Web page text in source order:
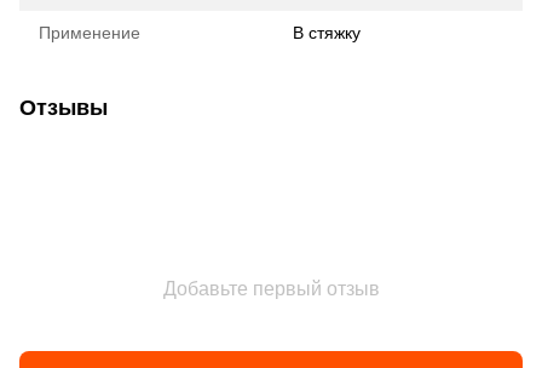
Применение В стяжку
Отзывы
Добавьте первый отзыв